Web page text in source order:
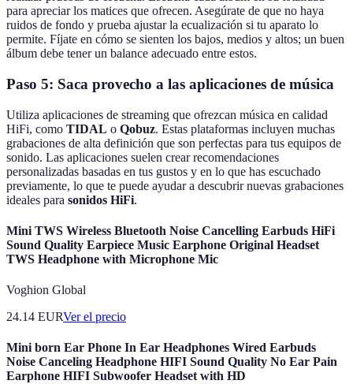
para apreciar los matices que ofrecen. Asegúrate de que no haya
ruidos de fondo y prueba ajustar la ecualización si tu aparato lo
permite. Fíjate en cómo se sienten los bajos, medios y altos; un buen
álbum debe tener un balance adecuado entre estos.
Paso 5: Saca provecho a las aplicaciones de música
Utiliza aplicaciones de streaming que ofrezcan música en calidad
HiFi, como TIDAL o Qobuz. Estas plataformas incluyen muchas
grabaciones de alta definición que son perfectas para tus equipos de
sonido. Las aplicaciones suelen crear recomendaciones
personalizadas basadas en tus gustos y en lo que has escuchado
previamente, lo que te puede ayudar a descubrir nuevas grabaciones
ideales para sonidos HiFi.
Mini TWS Wireless Bluetooth Noise Cancelling Earbuds HiFi
Sound Quality Earpiece Music Earphone Original Headset
TWS Headphone with Microphone Mic
Voghion Global
24.14 EURVer el precio
Mini born Ear Phone In Ear Headphones Wired Earbuds
Noise Canceling Headphone HIFI Sound Quality No Ear Pain
Earphone HIFI Subwoofer Headset with HD